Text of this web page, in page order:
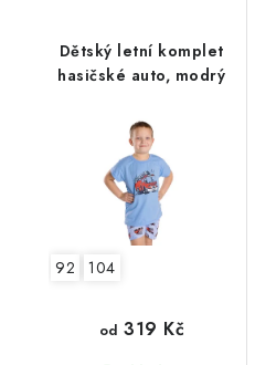
Dětský letní komplet
hasičské auto, modrý
92 104
od 319 Kč